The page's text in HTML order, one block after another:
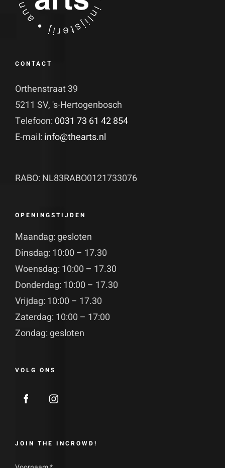
CONTACT
Orthenstraat 39
5211 SV, 's-Hertogenbosch
Telefoon: 0031 73 61 42 854
E-mail: info@thearts.nl
RABO: NL83RABO0121733076
OPENINGSTIJDEN
Maandag: gesloten
Dinsdag: 10:00 – 17.30
Woensdag: 10:00 – 17.30
Donderdag: 10:00 – 17.30
Vrijdag: 10:00 – 17.30
Zaterdag: 10:00 – 17:00
Zondag: gesloten
VOLG ONS
JOIN THE INCROWD!